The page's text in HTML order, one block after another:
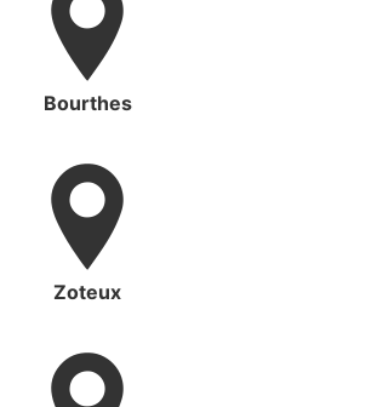
Bourthes
Zoteux